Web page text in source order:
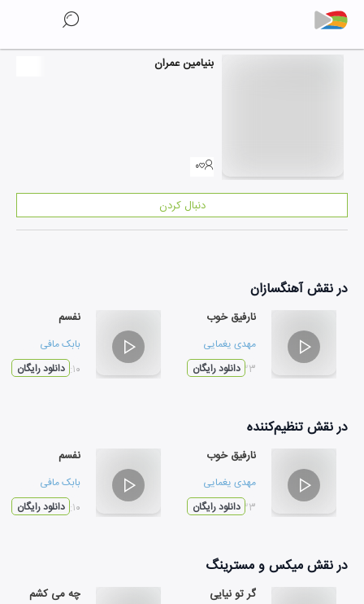
بنیامین عمران
۰
دنبال کردن
در نقشآهنگسازان
نارفیق خوب
مهدی یغمایی
۰۳:۳۳دانلود رایگان
نفسم
بابک مافی
۰۳:۱۰دانلود رایگان
در نقشتنظیم‌کننده
نارفیق خوب
مهدی یغمایی
۰۳:۳۳دانلود رایگان
نفسم
بابک مافی
۰۳:۱۰دانلود رایگان
در نقشمیکس و مسترینگ
گر تو نیایی چه می کشم